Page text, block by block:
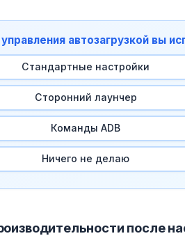
автозагрузкой вы
Стандартные настройки
Сторонний лаунчер
Команды ADB
Ничего не делаю
после